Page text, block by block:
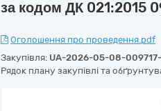
за кодом ДК 021:2015
Оголошення про проведення.pdf
Закупівля: UA-2026-05-08-
Рядок плану закупівлі та